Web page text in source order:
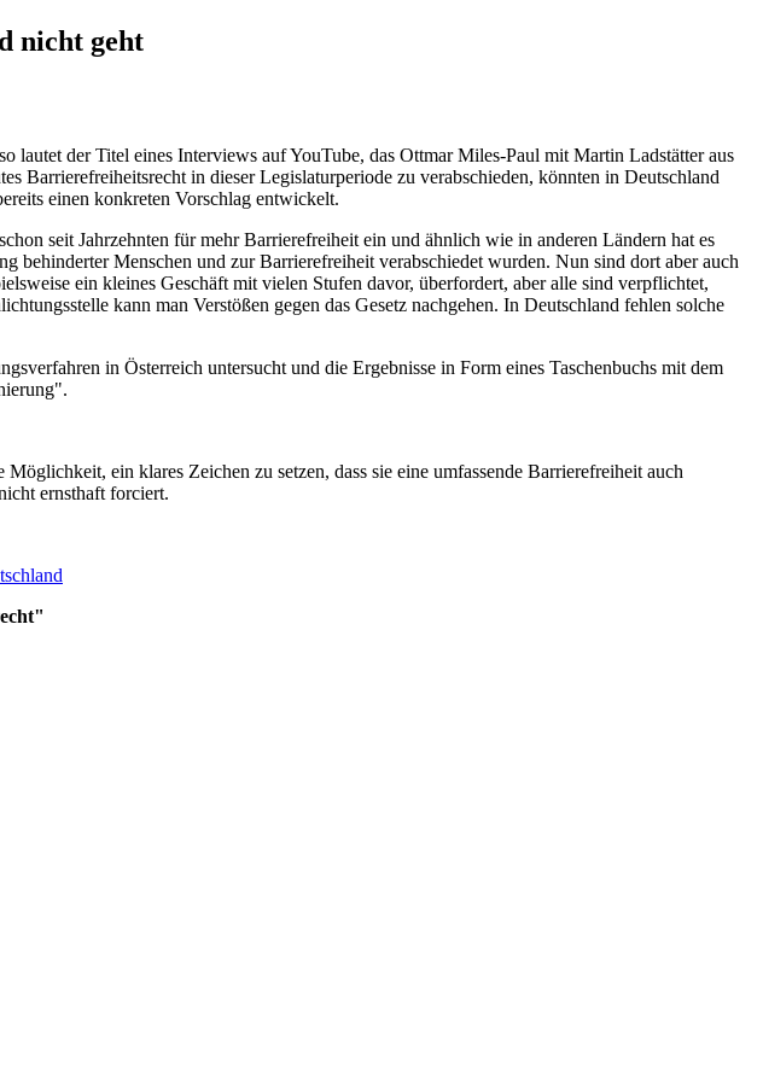
nicht geht
lautet der Titel eines Interviews auf YouTube, das Ottmar Miles-Paul mit Martin Ladstätter aus
Barrierefreiheitsrecht in dieser Legislaturperiode zu verabschieden, könnten in Deutschland
einen konkreten Vorschlag entwickelt.
seit Jahrzehnten für mehr Barrierefreiheit ein und ähnlich wie in anderen Ländern hat es
behinderter Menschen und zur Barrierefreiheit verabschiedet wurden. Nun sind dort aber auch
ein kleines Geschäft mit vielen Stufen davor, überfordert, aber alle sind verpflichtet,
kann man Verstößen gegen das Gesetz nachgehen. In Deutschland fehlen solche
in Österreich untersucht und die Ergebnisse in Form eines Taschenbuchs mit dem
ein klares Zeichen zu setzen, dass sie eine umfassende Barrierefreiheit auch
ernsthaft forciert.